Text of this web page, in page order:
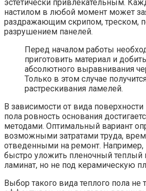
эстетически привлекательным.
настилом в любой момент может
раздражающим скрипом, треском,
разрушением панелей.
Перед началом работы
приготовить материал и
абсолютного выравнивания
Только в этом случае
растрескивания ламелей.
В зависимости от вида
пола ровность основания
методами. Оптимальный вариант
возможными затратами труда,
отведенными на ремонт.
быстро уложить пленочный теплый
ламинат, но не под керамическую
Выбор такого вида теплого пола не